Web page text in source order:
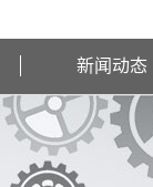
新闻动态